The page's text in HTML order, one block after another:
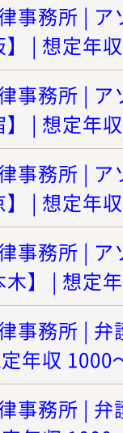
事務所 | ア
| 想定年
事務所 | ア
| 想定年
事務所 | ア
| 想定年
事務所 | ア
】 | 想定
事務所 | 弁
年収 1000
事務所 | 弁